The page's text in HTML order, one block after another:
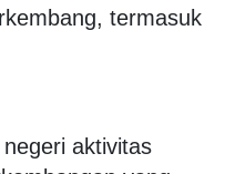
termasuk
aktivitas